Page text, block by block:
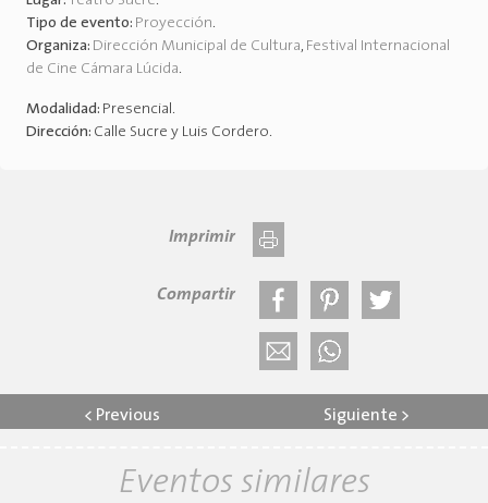
Tipo de evento: Proyección.
Organiza: Dirección Municipal de Cultura, Festival Internacional
de Cine Cámara Lúcida.
Modalidad: Presencial.
Dirección: Calle Sucre y Luis Cordero.
Imprimir
Compartir
< Previous Siguiente >
Eventos similares